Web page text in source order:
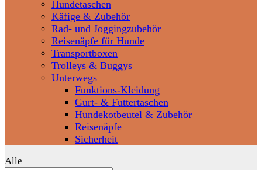
Hundetaschen
Käfige & Zubehör
Rad- und Joggingzubehör
Reisenäpfe für Hunde
Transportboxen
Trolleys & Buggys
Unterwegs
Funktions-Kleidung
Gurt- & Futtertaschen
Hundekotbeutel & Zubehör
Reisenäpfe
Sicherheit
Alle